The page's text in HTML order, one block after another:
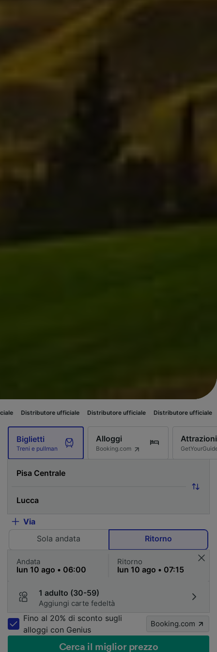
ufficiale Distributore ufficiale Distributore ufficiale
Biglietti
Treni e pullman
Alloggi
Booking.com
Attrazioni
Via
Sola andata
Ritorno
Andata Ritorno
1 adulto (30-59)
Aggiungi carte fedeltà
Fino al 20% di sconto sugli
alloggi con Genius
Booking.com
Cerca il miglior prezzo